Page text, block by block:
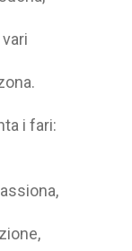
i fari: